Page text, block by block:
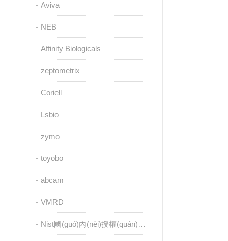
Aviva
NEB
Affinity Biologicals
zeptometrix
Coriell
Lsbio
zymo
toyobo
abcam
VMRD
Nist國(guó)內(nèi)授權(quán)代理